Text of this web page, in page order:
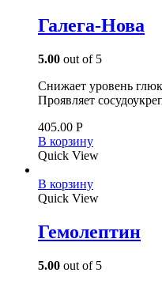
Галега-Нова
5.00 out of 5
Снижает уровень
Проявляет
405.00 Р
В корзину
Quick View
В корзину
Quick View
Гемолептин
5.00 out of 5